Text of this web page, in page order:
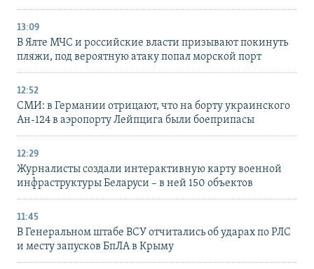
13:09
В Ялте МЧС и российские власти призывают покинуть
пляжи, под вероятную атаку попал морской порт
12:52
СМИ: в Германии отрицают, что на борту украинского
Ан-124 в аэропорту Лейпцига были боеприпасы
12:29
Журналисты создали интерактивную карту военной
инфраструктуры Беларуси – в ней 150 объектов
11:45
В Генеральном штабе ВСУ отчитались об ударах по РЛС
и месту запусков БпЛА в Крыму